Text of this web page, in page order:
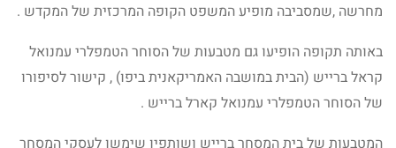
מחרשה ,שמסביבה מופיע המשפט הקופה המרכזית של המקדש .
באותה תקופה הופיעו גם מטבעות של הסוחר הטמפלרי עמנואל
קראל ברייש (הבית במושבה האמריקאנית ביפו) , קישור לסיפורו
של הסוחר הטמפלרי עמנואל קארל ברייש .
המטבעות של בית המסחר ברייש ושותפיו שימשו לעסקי המסחר